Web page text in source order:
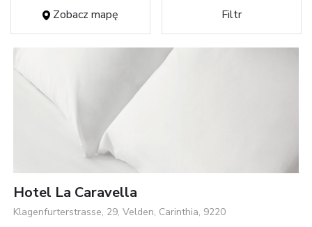
Zobacz mapę Filtr
Hotel La Caravella
Klagenfurterstrasse, 29, Velden, Carinthia, 9220